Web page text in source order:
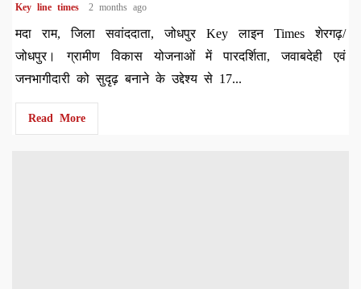
Key line times 2 months ago
मदा राम, जिला सवांददाता, जोधपुर Key लाइन Times शेरगढ़/
जोधपुर। ग्रामीण विकास योजनाओं में पारदर्शिता, जवाबदेही एवं
जनभागीदारी को सुदृढ़ बनाने के उद्देश्य से 17...
Read More